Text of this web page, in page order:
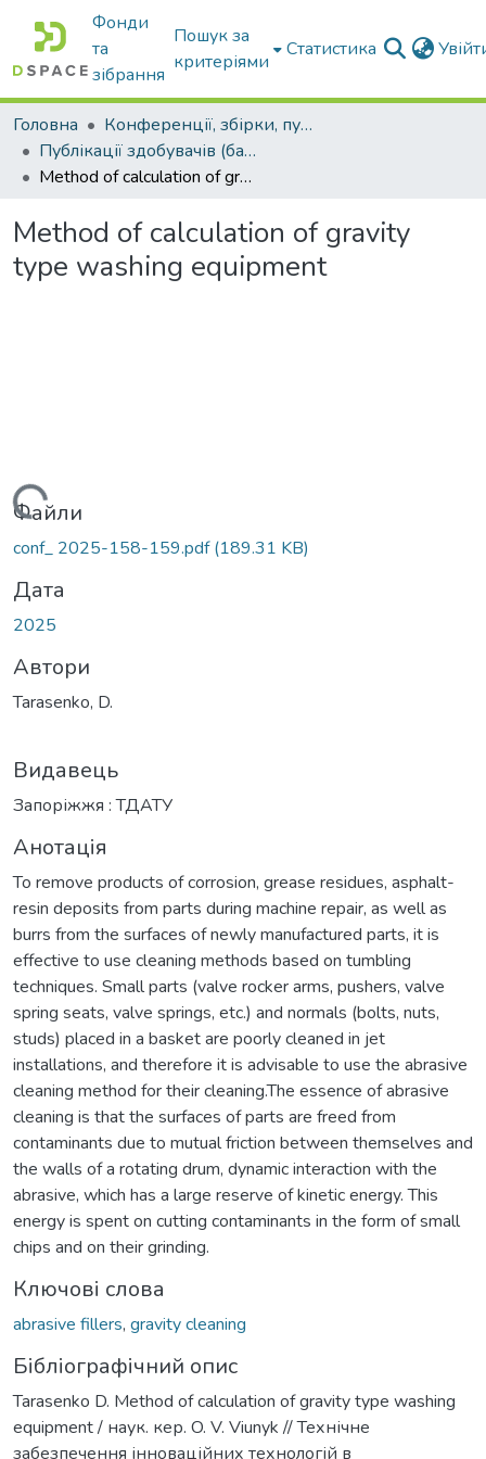
Фонди
та
зібрання
Пошук за
критеріями
Статистика
Головна
Конференції, збірки, публікації молодих вчених і здобувачів : магістрів, бакалаврів, аспірантів.
Публікації здобувачів (бакалаврів. магістрів, аспірантів)
Method of calculation of gravity type washing equipment
Method of calculation of gravity
type washing equipment
Вантажиться...
Файли
conf_ 2025-158-159.pdf(189.31 KB)
Дата
2025
Автори
Tarasenko, D.
Видавець
Запоріжжя : ТДАТУ
Анотація
To remove products of corrosion, grease residues, asphalt-
resin deposits from parts during machine repair, as well as
burrs from the surfaces of newly manufactured parts, it is
effective to use cleaning methods based on tumbling
techniques. Small parts (valve rocker arms, pushers, valve
spring seats, valve springs, etc.) and normals (bolts, nuts,
studs) placed in a basket are poorly cleaned in jet
installations, and therefore it is advisable to use the abrasive
cleaning method for their cleaning.The essence of abrasive
cleaning is that the surfaces of parts are freed from
contaminants due to mutual friction between themselves and
the walls of a rotating drum, dynamic interaction with the
abrasive, which has a large reserve of kinetic energy. This
energy is spent on cutting contaminants in the form of small
chips and on their grinding.
Ключові слова
abrasive fillers, gravity cleaning
Бібліографічний опис
Tarasenko D. Method of calculation of gravity type washing
equipment / наук. кер. O. V. Viunyk // Технічне
забезпечення інноваційних технологій в